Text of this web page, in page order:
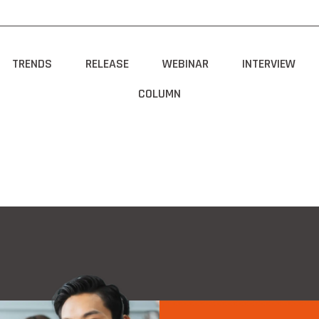
TRENDS RELEASE WEBINAR
INTERVIEW
COLUMN